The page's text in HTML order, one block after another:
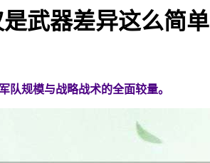
武器差异这么简单
规模与战略战术的全面较量。